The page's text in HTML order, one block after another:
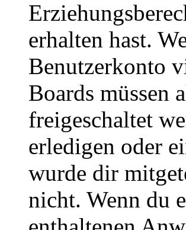
erhalten hast.
Benutzerkonto
Boards müssen
freigeschaltet
erledigen oder
wurde dir
nicht. Wenn du